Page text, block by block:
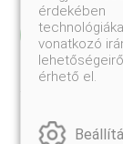
Elolvasom
vonatkozó
érhető el.